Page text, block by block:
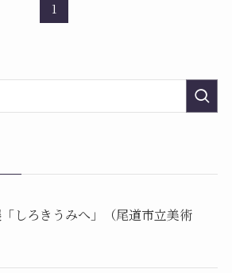
1
しろきうみへ」（尾道市立美術